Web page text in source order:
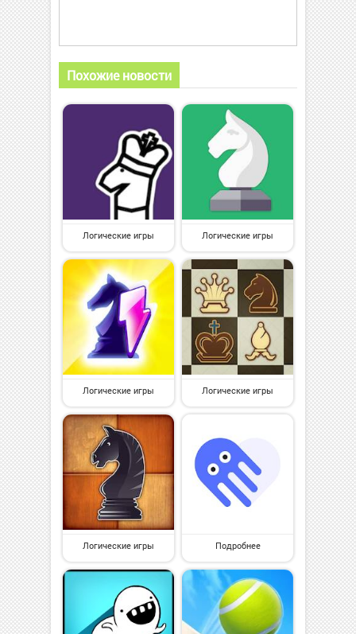
Похожие новости
Логические игры Логические игры
Логические игры Логические игры
Логические игры Подробнее